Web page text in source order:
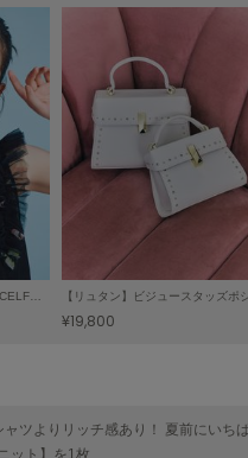
リー
ウ
【洗える】【HANAE MORI×CELFORDコラボ】バタフライレイヤードプリントブラウス
¥19,800
ャツよりリッチ感あり！ 夏前にいち